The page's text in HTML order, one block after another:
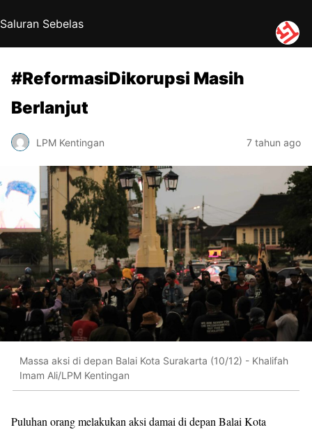
Saluran Sebelas
#ReformasiDikorupsi Masih
Berlanjut
LPM Kentingan 7 tahun ago
Massa aksi di depan Balai Kota Surakarta (10/12) - Khalifah
Imam Ali/LPM Kentingan
Puluhan orang melakukan aksi damai di depan Balai Kota